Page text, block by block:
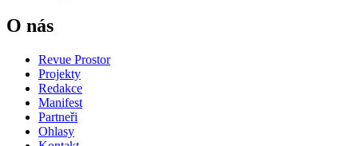
O nás
Revue Prostor
Projekty
Redakce
Manifest
Partneři
Ohlasy